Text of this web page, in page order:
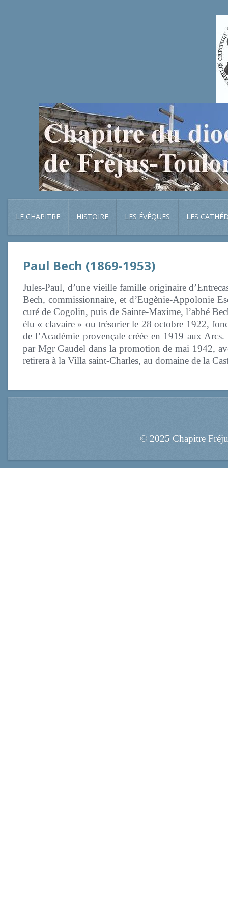
LE CHAPITRE HISTOIRE LES ÉVÊQUES LES
Paul Bech (1869-1953)
Jules-Paul, d’une vieille famille originaire
Bech, commissionnaire, et d’Eugènie-Appolonie
curé de Cogolin, puis de Sainte-Maxime, l’abbé
élu « clavaire » ou trésorier le 28 octobre 1922,
de l’Académie provençale créée en 1919 aux
par Mgr Gaudel dans la promotion de mai 1942,
retirera à la Villa saint-Charles, au domaine de la
© 2025 Chapitre